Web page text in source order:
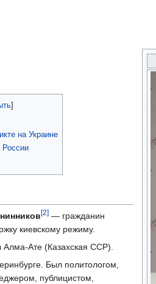
на Украине
России
[2]— гражданин
киевскому режиму.
Алма-Ате (Казахская ССР).
Был политологом,
публицистом,